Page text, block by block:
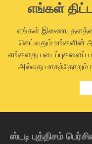
எங்கள்
எங்கள் இணையதளத்தை
செய்வதும் உங்களின்
எங்களது படைப்புகளைப்
அல்லது மாதந்தோறும்
ஸ்டடி புத்திசம்